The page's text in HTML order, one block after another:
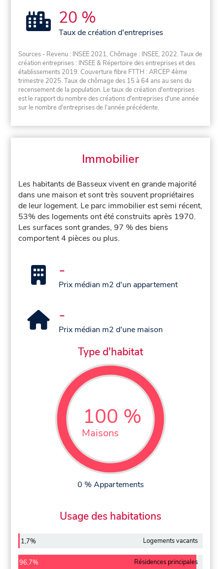
20 %
Taux de création d'entreprises
Sources - Revenu : INSEE 2021, Chômage : INSEE, 2022. Taux de
création entreprises : INSEE & Répertoire des entreprises et des
établissements 2019. Couverture fibre FTTH : ARCEP 4ème
trimestre 2025. Taux de chômage des 15 à 64 ans au sens du
recensement de la population. Le taux de création d'entreprises
est le rapport du nombre des créations d'entreprises d'une année
sur le nombre d'entreprises de l'année précédente.
Immobilier
Les habitants de Basseux vivent en grande majorité
dans une maison et sont très souvent propriétaires
de leur logement. Le parc immobilier est semi récent,
53% des logements ont été construits après 1970.
Les surfaces sont grandes, 97 % des biens
comportent 4 pièces ou plus.
-
Prix médian m2 d'un appartement
-
Prix médian m2 d'une maison
Type d'habitat
100 %
Maisons
0 % Appartements
Usage des habitations
1,7% Logements vacants
96,7% Résidences principales